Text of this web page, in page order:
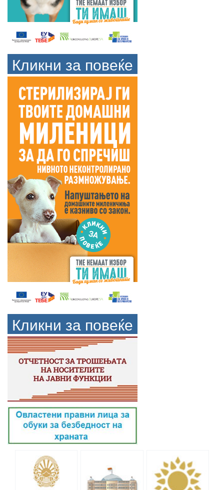
Кликни за повеќе
Кликни за повеќе